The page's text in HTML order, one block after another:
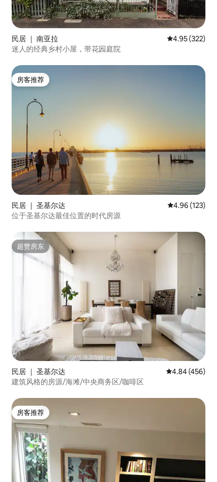
民居 ｜ 南亚拉 平均评分 4.95
4.95 (322)
迷人的经典乡村小屋，带花园庭院
房客推荐
房客推荐
民居 ｜ 圣基尔达 平均评分 4.96
4.96 (123)
位于圣基尔达最佳位置的时代房源
超赞房东
超赞房东
民居 ｜ 圣基尔达 平均评分 4.84
4.84 (456)
建筑风格的房源/海滩/中央商务区/咖啡区
房客推荐
房客推荐